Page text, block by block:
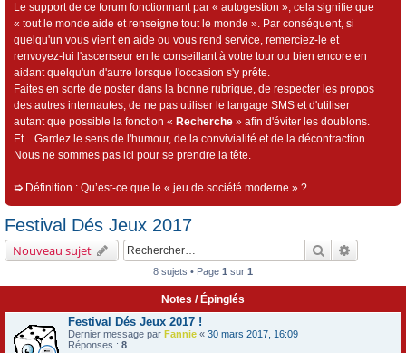
Le support de ce forum fonctionnant par « autogestion », cela signifie que
« tout le monde aide et renseigne tout le monde ». Par conséquent, si
quelqu'un vous vient en aide ou vous rend service, remerciez-le et
renvoyez-lui l'ascenseur en le conseillant à votre tour ou bien encore en
aidant quelqu'un d'autre lorsque l'occasion s'y prête.
Faites en sorte de poster dans la bonne rubrique, de respecter les propos
des autres internautes, de ne pas utiliser le langage SMS et d'utiliser
autant que possible la fonction « Recherche » afin d'éviter les doublons.
Et... Gardez le sens de l'humour, de la convivialité et de la décontraction.
Nous ne sommes pas ici pour se prendre la tête.
➯ Définition : Qu’est-ce que le « jeu de société moderne » ?
Festival Dés Jeux 2017
Nouveau sujet Rechercher
8 sujets • Page 1 sur 1
Notes / Épinglés
Festival Dés Jeux 2017 !
Dernier message par Fannie « 30 mars 2017, 16:09
Réponses : 8